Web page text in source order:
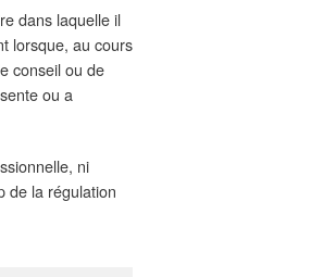
dans laquelle il
lorsque, au cours
conseil ou de
ou a
ni
de la régulation